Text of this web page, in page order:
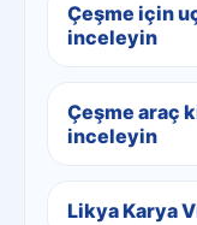
Çeşme için
inceleyin
Çeşme araç
inceleyin
Likya Karya